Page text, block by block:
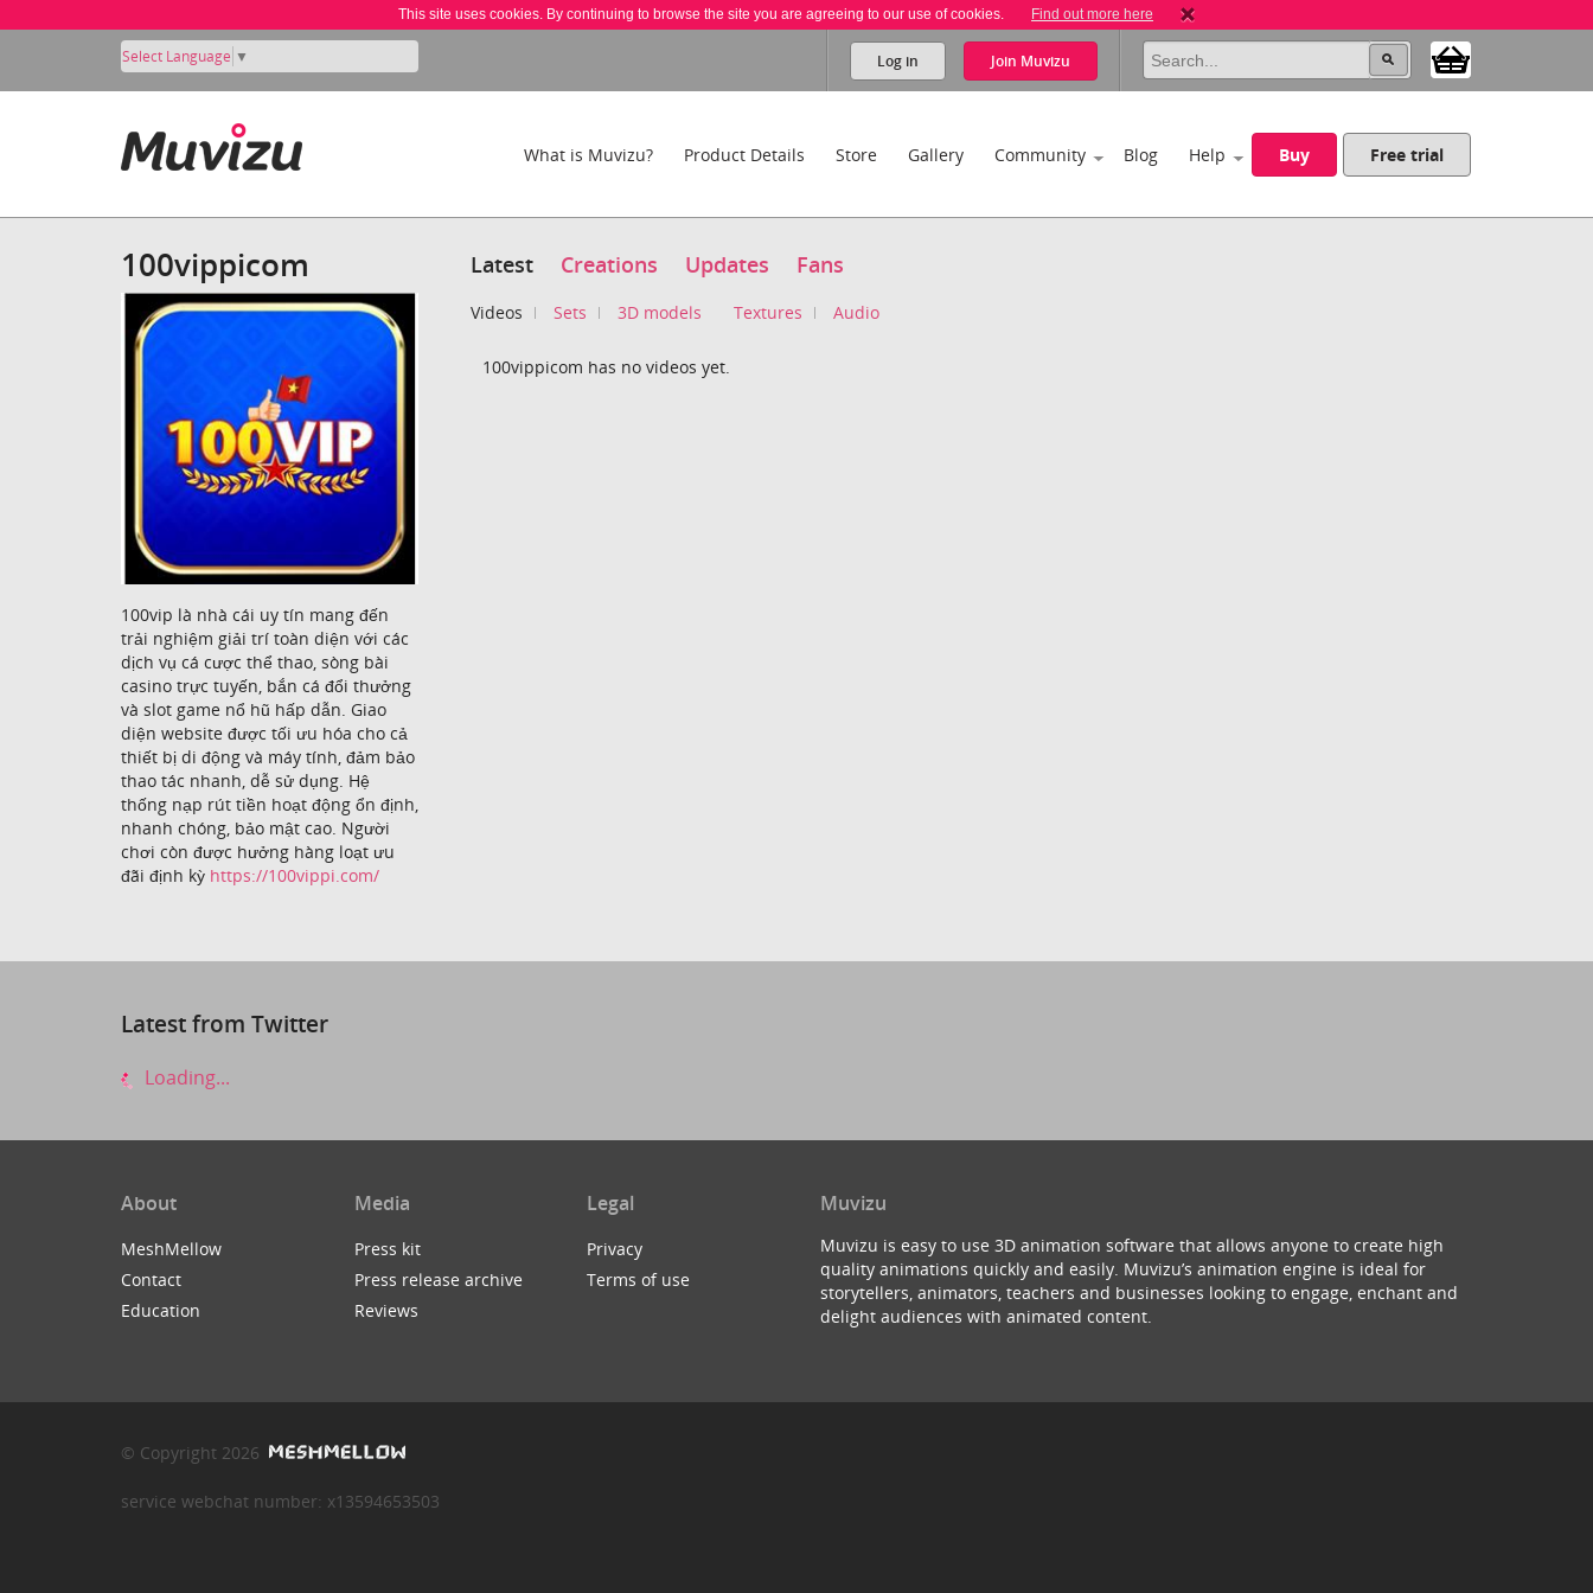
This site uses cookies. By continuing to browse the site you are agreeing to our use of cookies. Find out more here
Select Language ▼ Log in Join Muvizu
What is Muvizu? Product Details Store Gallery Community Blog Help Buy Free trial
100vippicom
100vip là nhà cái uy tín mang đến
trải nghiệm giải trí toàn diện với các
dịch vụ cá cược thể thao, sòng bài
casino trực tuyến, bắn cá đổi thưởng
và slot game nổ hũ hấp dẫn. Giao
diện website được tối ưu hóa cho cả
thiết bị di động và máy tính, đảm bảo
thao tác nhanh, dễ sử dụng. Hệ
thống nạp rút tiền hoạt động ổn định,
nhanh chóng, bảo mật cao. Người
chơi còn được hưởng hàng loạt ưu
đãi định kỳ https://100vippi.com/
Latest Creations Updates Fans
Videos Sets 3D models Textures Audio
100vippicom has no videos yet.
Latest from Twitter
Loading...
About
MeshMellow
Contact
Education
Media
Press kit
Press release archive
Reviews
Legal
Privacy
Terms of use
Muvizu
Muvizu is easy to use 3D animation software that allows anyone to create high
quality animations quickly and easily. Muvizu’s animation engine is ideal for
storytellers, animators, teachers and businesses looking to engage, enchant and
delight audiences with animated content.
© Copyright 2026
service webchat number: x13594653503